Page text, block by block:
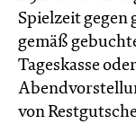
Spielzeit
gemäß
Tageskasse
von